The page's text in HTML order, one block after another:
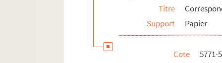
6267 ; 5829. Spire, Gilbert
5830. Spyridakis, G.
Teste, B.
5834 ; 5833. Texier, A.
Titre
Support
Papier
Cote
5771-